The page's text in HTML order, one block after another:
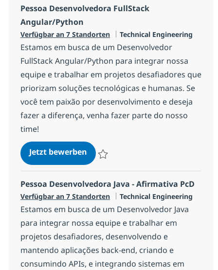
Pessoa Desenvolvedora FullStack
Angular/Python
Verfügbar an 7 Standorten Kategorie
Technical Engineering
Estamos em busca de um Desenvolvedor
FullStack Angular/Python para integrar nossa
equipe e trabalhar em projetos desafiadores que
priorizam soluções tecnológicas e humanas. Se
você tem paixão por desenvolvimento e deseja
fazer a diferença, venha fazer parte do nosso
time!
Jetzt bewerbenPessoa Desenvolvedora
Pessoa Desenvolvedora Java - Afirmativa PcD
Verfügbar an 7 Standorten Kategorie
Technical Engineering
Estamos em busca de um Desenvolvedor Java
para integrar nossa equipe e trabalhar em
projetos desafiadores, desenvolvendo e
mantendo aplicações back-end, criando e
consumindo APIs, e integrando sistemas em